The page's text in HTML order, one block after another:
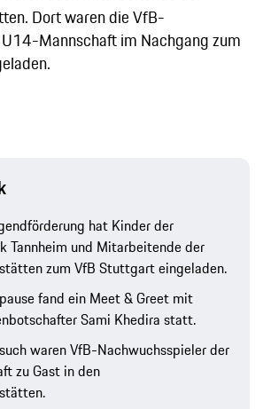
Dort waren die VfB-
Mannschaft im Nachgang zum
hat Kinder der
Tannheim und Mitarbeitende der
zum VfB Stuttgart eingeladen.
fand ein Meet & Greet mit
Sami Khedira statt.
waren VfB-Nachwuchsspieler der
zu Gast in den